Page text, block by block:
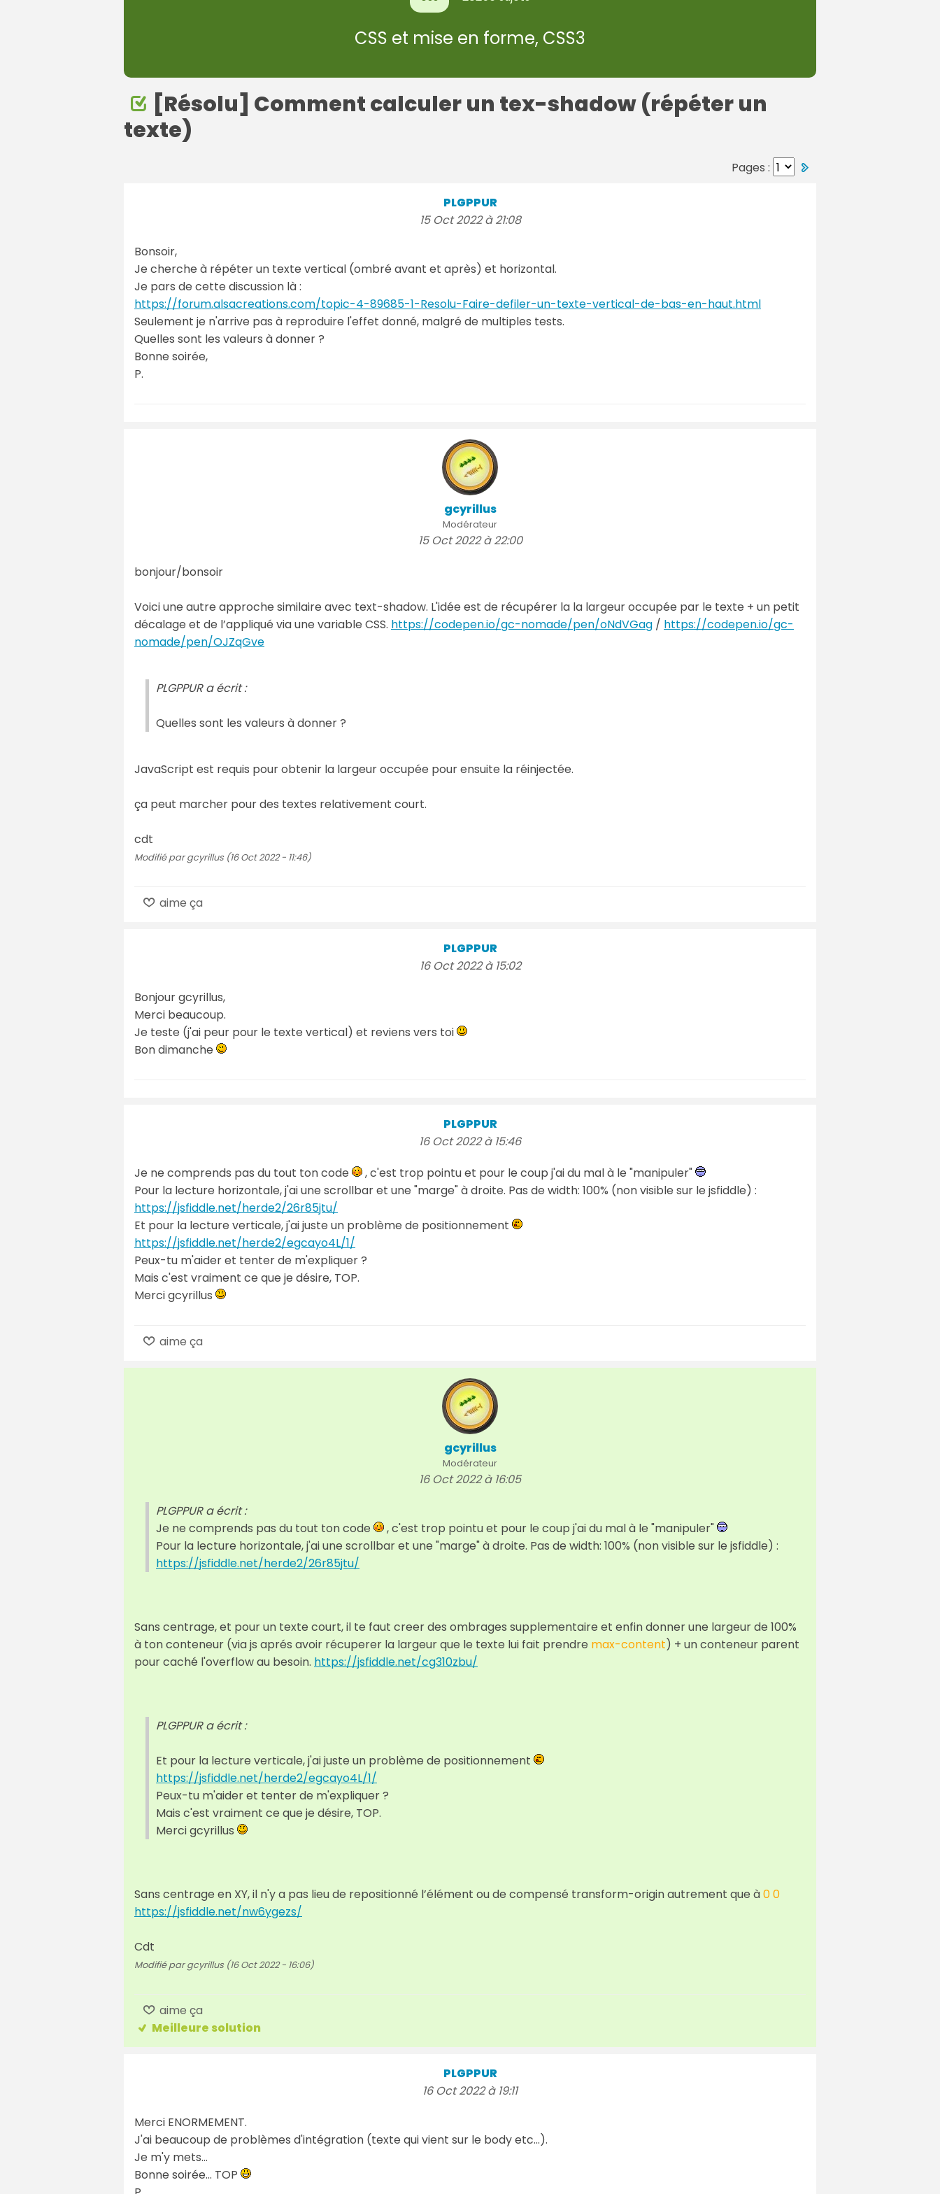
CSS et mise en forme, CSS3
[Résolu] Comment calculer un tex-shadow (répéter un
texte)
Pages :
PLGPPUR
15 Oct 2022 à 21:08
Bonsoir,
Je cherche à répéter un texte vertical (ombré avant et après) et horizontal.
Je pars de cette discussion là :
https://forum.alsacreations.com/topic-4-89685-1-Resolu-Faire-defiler-un-texte-vertical-de-bas-en-haut.html
Seulement je n'arrive pas à reproduire l'effet donné, malgré de multiples tests.
Quelles sont les valeurs à donner ?
Bonne soirée,
P.
gcyrillus
Modérateur
15 Oct 2022 à 22:00
bonjour/bonsoir
Voici une autre approche similaire avec text-shadow. L'idée est de récupérer la la largeur occupée par le texte + un petit
décalage et de l’appliqué via une variable CSS. https://codepen.io/gc-nomade/pen/oNdVGag / https://codepen.io/gc-
nomade/pen/OJZqGve
PLGPPUR a écrit :
Quelles sont les valeurs à donner ?
JavaScript est requis pour obtenir la largeur occupée pour ensuite la réinjectée.
ça peut marcher pour des textes relativement court.
cdt
Modifié par gcyrillus (16 Oct 2022 - 11:46)
aime ça
PLGPPUR
16 Oct 2022 à 15:02
Bonjour gcyrillus,
Merci beaucoup.
Je teste (j'ai peur pour le texte vertical) et reviens vers toi
Bon dimanche
PLGPPUR
16 Oct 2022 à 15:46
Je ne comprends pas du tout ton code
, c'est trop pointu et pour le coup j'ai du mal à le "manipuler"
Pour la lecture horizontale, j'ai une scrollbar et une "marge" à droite. Pas de width: 100% (non visible sur le jsfiddle) :
https://jsfiddle.net/herde2/26r85jtu/
Et pour la lecture verticale, j'ai juste un problème de positionnement
https://jsfiddle.net/herde2/egcayo4L/1/
Peux-tu m'aider et tenter de m'expliquer ?
Mais c'est vraiment ce que je désire, TOP.
Merci gcyrillus
aime ça
gcyrillus
Modérateur
16 Oct 2022 à 16:05
PLGPPUR a écrit :
Je ne comprends pas du tout ton code
, c'est trop pointu et pour le coup j'ai du mal à le "manipuler"
Pour la lecture horizontale, j'ai une scrollbar et une "marge" à droite. Pas de width: 100% (non visible sur le jsfiddle) :
https://jsfiddle.net/herde2/26r85jtu/
Sans centrage, et pour un texte court, il te faut creer des ombrages supplementaire et enfin donner une largeur de 100%
à ton conteneur (via js aprés avoir récuperer la largeur que le texte lui fait prendre max-content) + un conteneur parent
pour caché l'overflow au besoin. https://jsfiddle.net/cg310zbu/
PLGPPUR a écrit :
Et pour la lecture verticale, j'ai juste un problème de positionnement
https://jsfiddle.net/herde2/egcayo4L/1/
Peux-tu m'aider et tenter de m'expliquer ?
Mais c'est vraiment ce que je désire, TOP.
Merci gcyrillus
Sans centrage en XY, il n'y a pas lieu de repositionné l’élément ou de compensé transform-origin autrement que à0 0
https://jsfiddle.net/nw6ygezs/
Cdt
Modifié par gcyrillus (16 Oct 2022 - 16:06)
aime ça
Meilleure solution
PLGPPUR
16 Oct 2022 à 19:11
Merci ENORMEMENT.
J'ai beaucoup de problèmes d'intégration (texte qui vient sur le body etc...).
Je m'y mets...
Bonne soirée... TOP